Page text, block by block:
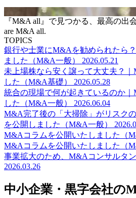
『M&A all』で見つかる、最高の出
are M&A all.
TOPICS
銀行や士業にM&Aを勧められたら
ました（M&A一般）
2026.05.21
未上場株なら安く譲って大丈夫？
した（M&A基礎）
2026.05.28
統合の現場で何が起きているのか
した（M&A一般）
2026.06.04
M&A完了後の「大掃除」がリスク
を公開しました（M&A一般）
M&Aコラムを公開いたしました（
M&Aコラムを公開いたしました（
事業拡大のため、M&Aコンサルタ
2026.03.26
中小企業・黒字会社の